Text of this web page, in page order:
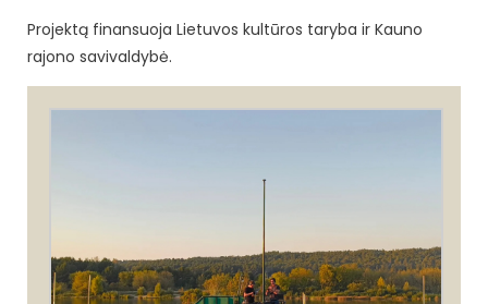
Projektą finansuoja Lietuvos kultūros taryba ir Kauno
rajono savivaldybė.